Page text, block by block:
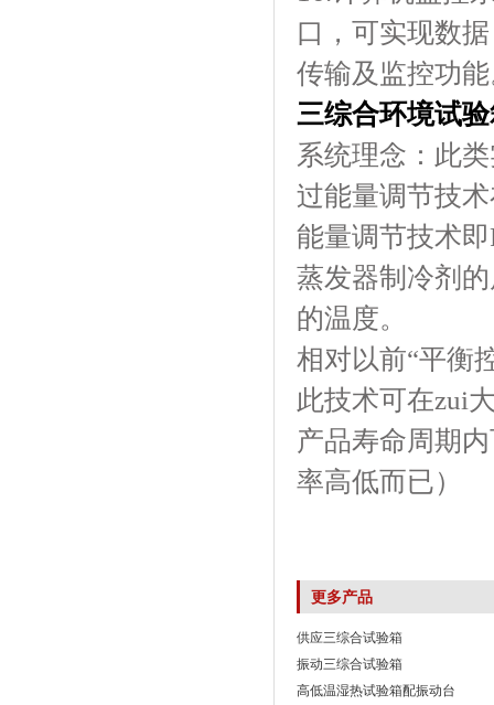
口，可实现数据
传输及监控功能
三综合环境试
系统理念：
过能量调节技术
能量调节技术即
蒸发器制冷剂的
的温度。
相对以前“平衡
此技术可在zui
产品寿命周期
率高低而已）
更多产品
供应三综合试验箱
振动三综合试验箱
高低温湿热试验箱配振动台